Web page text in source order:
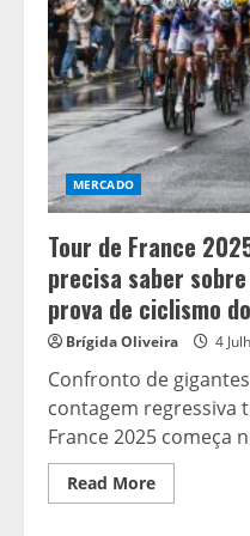
MERCADO
Tour de France
precisa saber
prova de ciclismo
Brígida Oliveira 4
Confronto de
contagem regressiva
France 2025 começa
Read MoreRead
more